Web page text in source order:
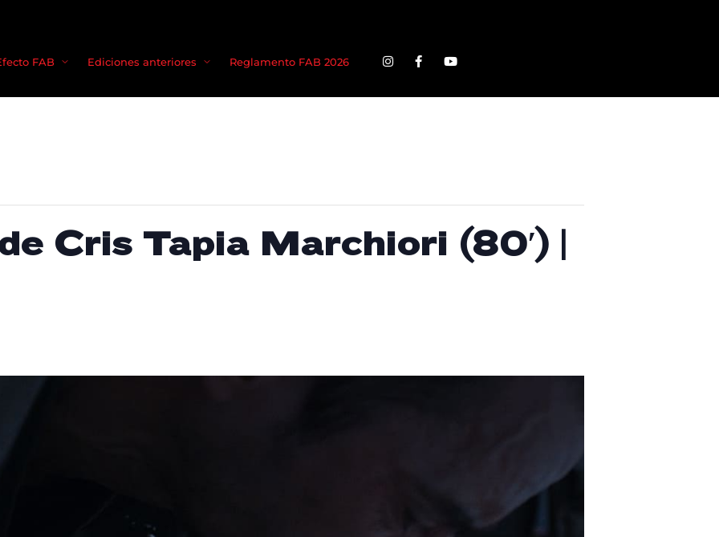
FAB Ediciones anteriores Reglamento FAB 2026
Cris Tapia Marchiori (80′) |
Press Enter / Return to begin your search or hit ESC to close
Login Register